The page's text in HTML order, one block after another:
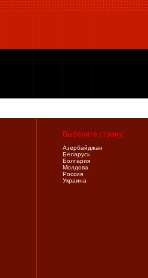
Выберите страну:
Азербайджан
Беларусь
Болгария
Молдова
Россия
Украина